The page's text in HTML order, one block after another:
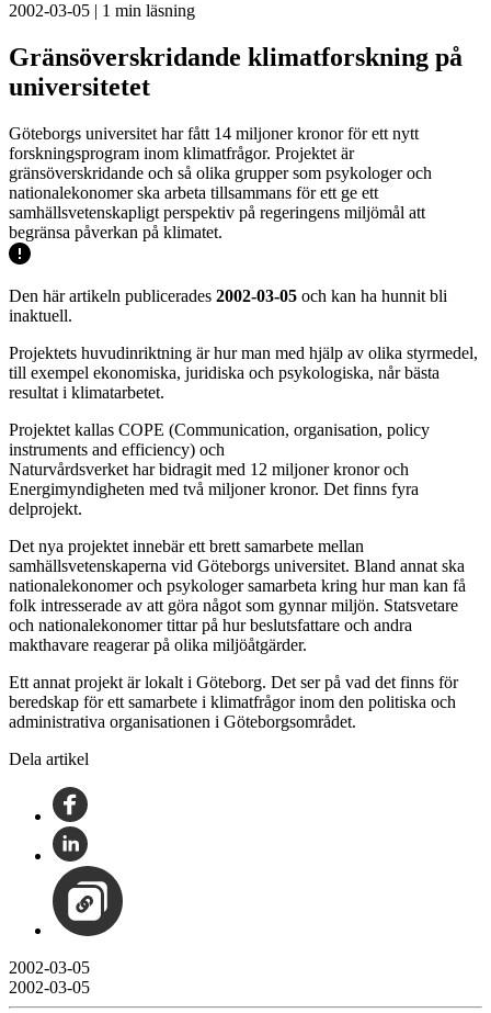
2002-03-05 | 1 min läsning
Gränsöverskridande klimatforskning på
universitetet
Göteborgs universitet har fått 14 miljoner kronor för ett nytt
forskningsprogram inom klimatfrågor. Projektet är
gränsöverskridande och så olika grupper som psykologer och
nationalekonomer ska arbeta tillsammans för ett ge ett
samhällsvetenskapligt perspektiv på regeringens miljömål att
begränsa påverkan på klimatet.
Den här artikeln publicerades 2002-03-05 och kan ha hunnit bli
inaktuell.
Projektets huvudinriktning är hur man med hjälp av olika styrmedel,
till exempel ekonomiska, juridiska och psykologiska, når bästa
resultat i klimatarbetet.
Projektet kallas COPE (Communication, organisation, policy
instruments and efficiency) och
Naturvårdsverket har bidragit med 12 miljoner kronor och
Energimyndigheten med två miljoner kronor. Det finns fyra
delprojekt.
Det nya projektet innebär ett brett samarbete mellan
samhällsvetenskaperna vid Göteborgs universitet. Bland annat ska
nationalekonomer och psykologer samarbeta kring hur man kan få
folk intresserade av att göra något som gynnar miljön. Statsvetare
och nationalekonomer tittar på hur beslutsfattare och andra
makthavare reagerar på olika miljöåtgärder.
Ett annat projekt är lokalt i Göteborg. Det ser på vad det finns för
beredskap för ett samarbete i klimatfrågor inom den politiska och
administrativa organisationen i Göteborgsområdet.
Dela artikel
2002-03-05
2002-03-05